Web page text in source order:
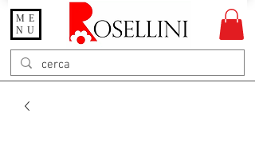
Gioielleria Rosellini
Rosellini online
ME
NU